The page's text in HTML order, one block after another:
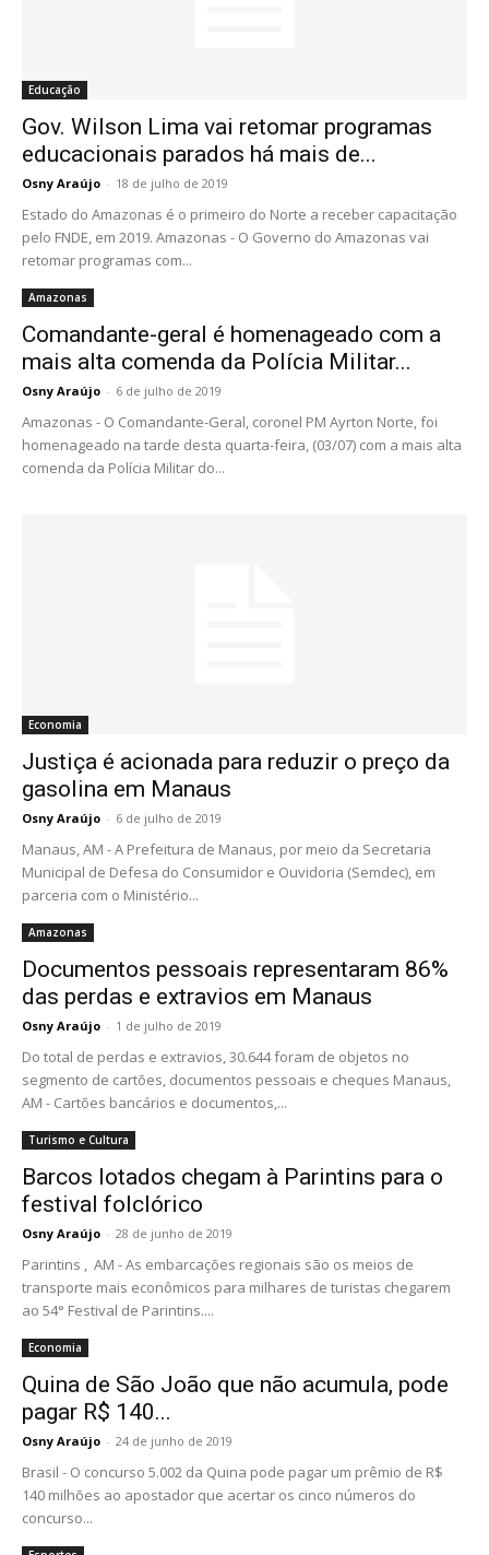
Educação
Gov. Wilson Lima vai retomar programas
educacionais parados há mais de...
Osny Araújo - 18 de julho de 2019
Estado do Amazonas é o primeiro do Norte a receber capacitação
pelo FNDE, em 2019. Amazonas - O Governo do Amazonas vai
retomar programas com...
Amazonas
Comandante-geral é homenageado com a
mais alta comenda da Polícia Militar...
Osny Araújo - 6 de julho de 2019
Amazonas - O Comandante-Geral, coronel PM Ayrton Norte, foi
homenageado na tarde desta quarta-feira, (03/07) com a mais alta
comenda da Polícia Militar do...
Economia
Justiça é acionada para reduzir o preço da
gasolina em Manaus
Osny Araújo - 6 de julho de 2019
Manaus, AM - A Prefeitura de Manaus, por meio da Secretaria
Municipal de Defesa do Consumidor e Ouvidoria (Semdec), em
parceria com o Ministério...
Amazonas
Documentos pessoais representaram 86%
das perdas e extravios em Manaus
Osny Araújo - 1 de julho de 2019
Do total de perdas e extravios, 30.644 foram de objetos no
segmento de cartões, documentos pessoais e cheques Manaus,
AM - Cartões bancários e documentos,...
Turismo e Cultura
Barcos lotados chegam à Parintins para o
festival folclórico
Osny Araújo - 28 de junho de 2019
Parintins , AM - As embarcações regionais são os meios de
transporte mais econômicos para milhares de turistas chegarem
ao 54° Festival de Parintins....
Economia
Quina de São João que não acumula, pode
pagar R$ 140...
Osny Araújo - 24 de junho de 2019
Brasil - O concurso 5.002 da Quina pode pagar um prêmio de R$
140 milhões ao apostador que acertar os cinco números do
concurso...